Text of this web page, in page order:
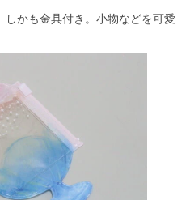
かも金具付き。小物などを可愛